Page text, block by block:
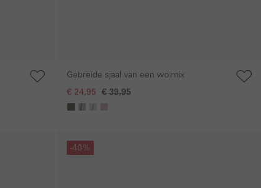
Gebreide sjaal van een wolmix
€ 24,95 € 39,95
-40%